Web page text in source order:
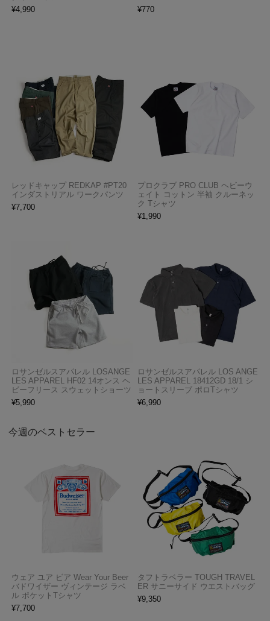
¥4,990
¥770
レッドキャップ REDKAP #PT20
インダストリアル ワークパンツ
¥7,700
プロクラブ PRO CLUB ヘビーウ
ェイト コットン 半袖 クルーネッ
ク Tシャツ
¥1,990
ロサンゼルスアパレル LOSANGE
LES APPAREL HF02 14オンス ヘ
ビーフリース スウェットショーツ
¥5,990
ロサンゼルスアパレル LOS ANGE
LES APPAREL 18412GD 18/1 シ
ョートスリーブ ポロTシャツ
¥6,990
今週のベストセラー
ウェア ユア ビア Wear Your Beer
バドワイザー ヴィンテージ ラベ
ル ポケットTシャツ
¥7,700
タフトラベラー TOUGH TRAVEL
ER サニーサイド ウエストバッグ
¥9,350